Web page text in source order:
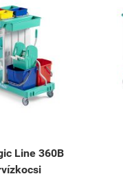
Line 360B